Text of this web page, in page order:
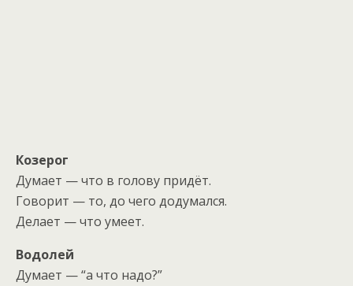
Козерог
Думает — что в голову придёт.
Говорит — то, до чего додумался.
Делает — что умеет.
Водолей
Думает — “а что надо?”